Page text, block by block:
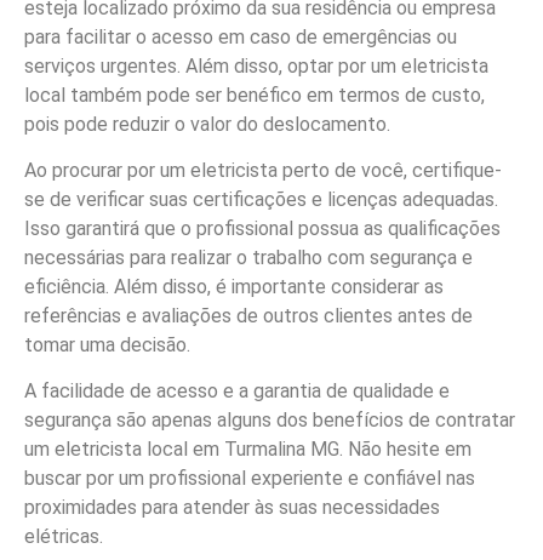
esteja localizado próximo da sua residência ou empresa
para facilitar o acesso em caso de emergências ou
serviços urgentes. Além disso, optar por um eletricista
local também pode ser benéfico em termos de custo,
pois pode reduzir o valor do deslocamento.
Ao procurar por um eletricista perto de você, certifique-
se de verificar suas certificações e licenças adequadas.
Isso garantirá que o profissional possua as qualificações
necessárias para realizar o trabalho com segurança e
eficiência. Além disso, é importante considerar as
referências e avaliações de outros clientes antes de
tomar uma decisão.
A facilidade de acesso e a garantia de qualidade e
segurança são apenas alguns dos benefícios de contratar
um eletricista local em Turmalina MG. Não hesite em
buscar por um profissional experiente e confiável nas
proximidades para atender às suas necessidades
elétricas.